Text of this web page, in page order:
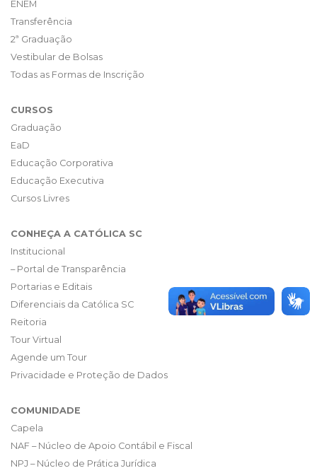
ENEM
Transferência
2ª Graduação
Vestibular de Bolsas
Todas as Formas de Inscrição
CURSOS
Graduação
EaD
Educação Corporativa
Educação Executiva
Cursos Livres
CONHEÇA A CATÓLICA SC
Institucional
– Portal de Transparência
Portarias e Editais
Diferenciais da Católica SC
Reitoria
Tour Virtual
Agende um Tour
Privacidade e Proteção de Dados
COMUNIDADE
Capela
NAF – Núcleo de Apoio Contábil e Fiscal
NPJ – Núcleo de Prática Jurídica